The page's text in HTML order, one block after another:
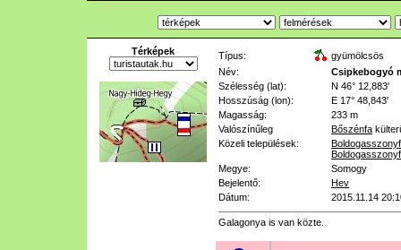
Térképek Típus:
gyümölcsös
Név:
Csipkebogyó
Szélesség (lat):
N 46° 12,883'
Hosszúság (lon):
E 17° 48,843'
Magasság:
233 m
Valószínűleg
Bőszénfa
Közeli települések:
Megye:
Somogy
Bejelentő:
Hev
Dátum:
2015.11.14
Galagonya is van közte.